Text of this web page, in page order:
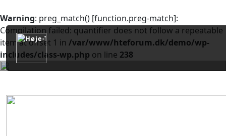
Warning: preg_match() [function.preg-match]:
Compilation failed: quantifier does not follow a repeatable
item at offset 1 in /var/www/hteforum.dk/demo/wp-
includes/class-wp.php on line 238